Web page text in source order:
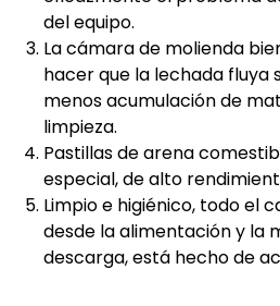
del equipo.
La cámara de molienda
hacer que la lechada fluya
menos acumulación de
limpieza.
Pastillas de arena
especial, de alto
Limpio e higiénico, todo el
desde la alimentación y la
descarga, está hecho de